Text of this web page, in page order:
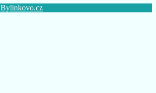
Bylinkovo.cz